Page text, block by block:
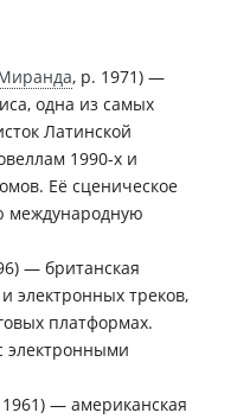
, р. 1971) —
одна из самых
Латинской
1990-х и
Её сценическое
международную
— британская
электронных треков,
платформах.
электронными
— американская